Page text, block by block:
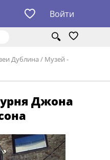
Войти
Дублина / Музей -
Джона